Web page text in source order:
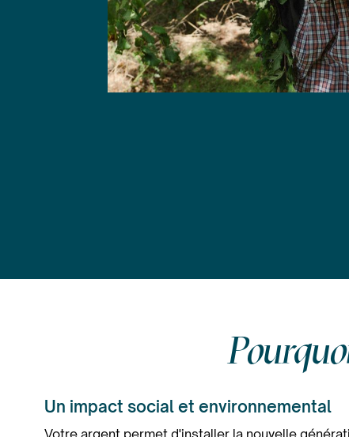
Un impact social et environnemental
Votre argent permet d'installer la nouvelle